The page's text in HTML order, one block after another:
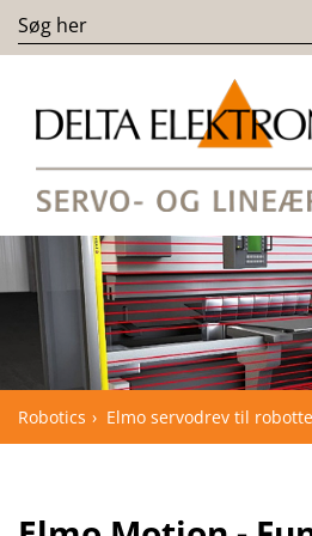
Robotics Elmo servodrev til